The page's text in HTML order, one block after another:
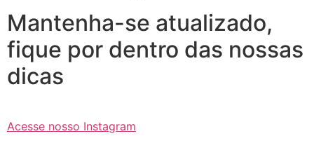
Mantenha-se atualizado,
fique por dentro das nossas
dicas
Acesse nosso Instagram